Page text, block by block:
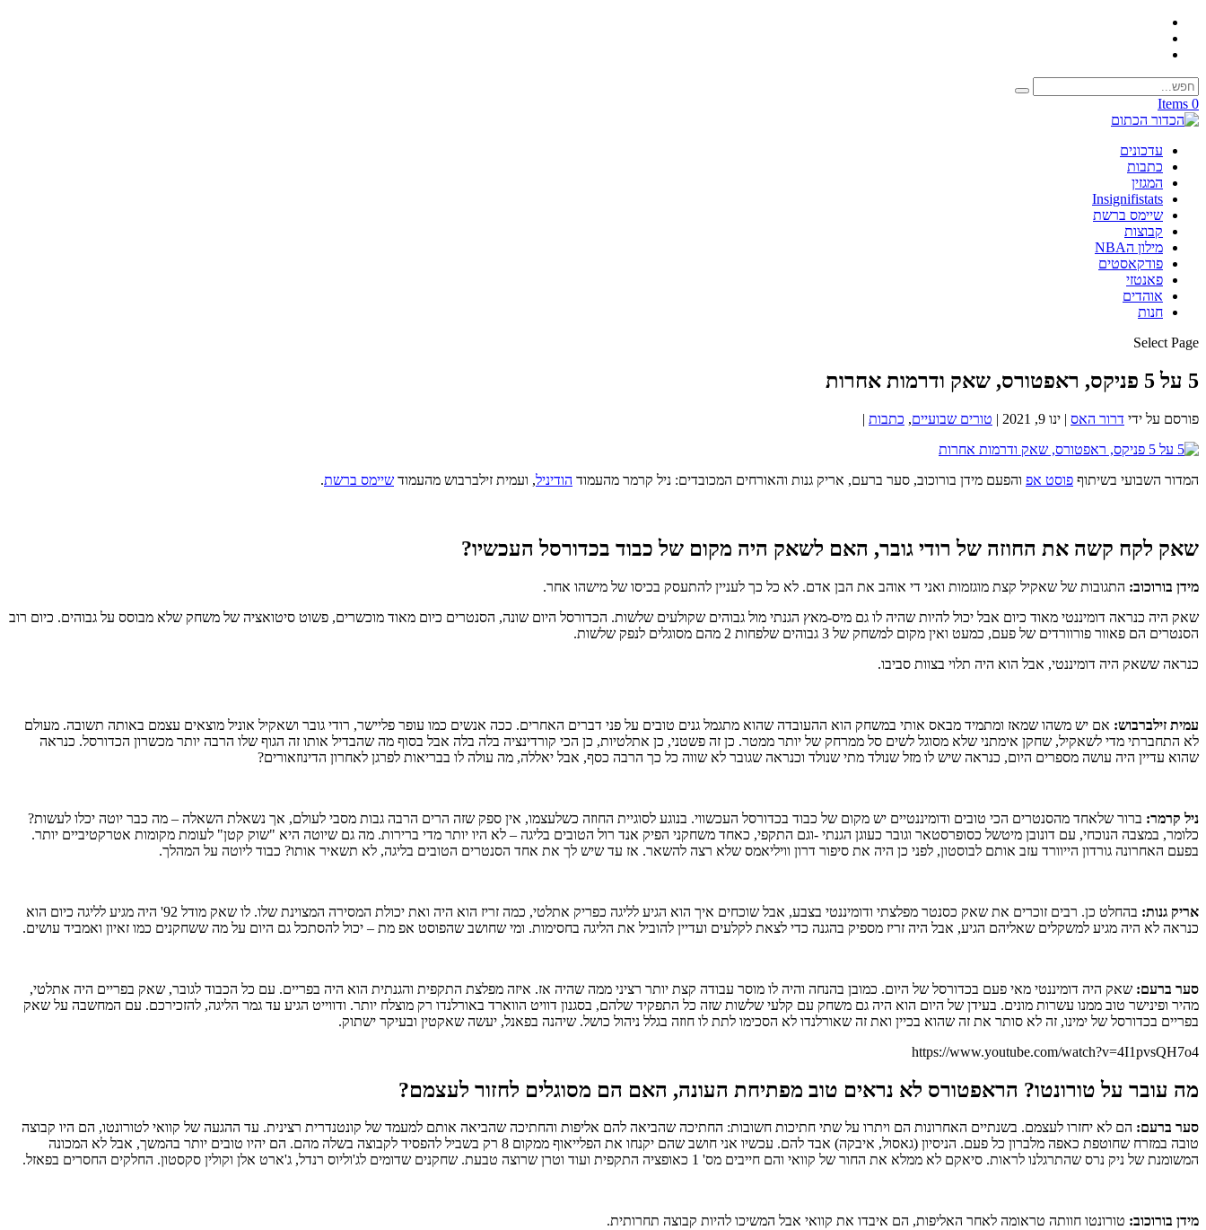
0 Items
עדכונים
כתבות
המגזין
Insignifistats
שיימס ברשת
קבוצות
מילון הNBA
פודקאסטים
פאנטזי
אוהדים
חנות
Select Page
5 על 5 פניקס, ראפטורס, שאק ודרמות אחרות
פורסם על ידי דרור האס | ינו 9, 2021 | טורים שבועיים, כתבות |
המדור השבועי בשיתוף פוסט אפ והפעם מידן בורוכוב, סער ברעם, אריק גנות והאורחים המכובדים: ניל קרמר מהעמוד הודיניל, ועמית זילברבוש מהעמוד שיימס ברשת.
שאק לקח קשה את החוזה של רודי גובר, האם לשאק היה מקום של כבוד בכדורסל העכשיו?
מידן בורוכוב: התגובות של שאקיל קצת מוגזמות ואני די אוהב את הבן אדם. לא כל כך לעניין להתעסק בכיסו של מישהו אחר.
שאק היה כנראה דומיננטי מאוד כיום אבל יכול להיות שהיה לו גם מיס-מאץ הגנתי מול גבוהים שקולעים שלשות. הכדורסל היום שונה, הסנטרים כיום מאוד מוכשרים, פשוט סיטואציה של משחק שלא מבוסס על גבוהים. כיום רוב
הסנטרים הם פאוור פורוורדים של פעם, כמעט ואין מקום למשחק של 3 גבוהים שלפחות 2 מהם מסוגלים לנפק שלשות.
כנראה ששאק היה דומיננטי, אבל הוא היה תלוי בצוות סביבו.
עמית זילברבוש: אם יש משהו שמאז ומתמיד מבאס אותי במשחק הוא ההעובדה שהוא מתגמל גנים טובים על פני דברים האחרים. ככה אנשים כמו עופר פליישר, רודי גובר ושאקיל אוניל מוצאים עצמם באותה תשובה. מעולם
לא התחברתי מדי לשאקיל, שחקן אימתני שלא מסוגל לשים סל ממרחק של יותר ממטר. כן זה פשטני, כן אתלטיות, כן הכי קורדינציה בלה בלה אבל בסוף מה שהבדיל אותו זה הגוף שלו הרבה יותר מכשרון הכדורסל. כנראה
שהוא עדיין היה עושה מספרים היום, כנראה שיש לו מזל שנולד מתי שנולד וכנראה שגובר לא שווה כל כך הרבה כסף, אבל יאללה, מה עולה לו בבריאות לפרגן לאחרון הדינוזאורים?
ניל קרמר: ברור שלאחד מהסנטרים הכי טובים ודומיננטיים יש מקום של כבוד בכדורסל העכשווי. בנוגע לסוגיית החוזה כשלעצמו, אין ספק שזה הרים הרבה גבות מסבי לעולם, אך נשאלת השאלה – מה כבר יוטה יכלו לעשות?
כלומר, במצבה הנוכחי, עם דונובן מיטשל כסופרסטאר וגובר כעוגן הגנתי -וגם התקפי, כאחד משחקני הפיק אנד רול הטובים בליגה – לא היו יותר מדי ברירות. מה גם שיוטה היא "שוק קטן" לעומת מקומות אטרקטיביים יותר.
בפעם האחרונה גורדון הייוורד עזב אותם לבוסטון, לפני כן היה את סיפור דרון וויליאמס שלא רצה להשאר. אז עד שיש לך את אחד הסנטרים הטובים בליגה, לא תשאיר אותו? כבוד ליוטה על המהלך.
אריק גנות:
בהחלט כן. רבים זוכרים את שאק כסנטר מפלצתי ודומיננטי בצבע, אבל שוכחים איך הוא הגיע לליגה כפריק אתלטי, כמה זריז הוא היה ואת יכולת המסירה המצוינת שלו. לו שאק מודל 92' היה מגיע לליגה כיום הוא
כנראה לא היה מגיע למשקלים שאליהם הגיע, אבל היה זריז מספיק בהגנה כדי לצאת לקלעים ועדיין להוביל את הליגה בחסימות. ומי שחושב שהפוסט אפ מת – יכול להסתכל גם היום על מה ששחקנים כמו זאיון ואמביד עושים.
סער ברעם: שאק היה דומיננטי מאי פעם בכדורסל של היום. כמובן בהנחה והיה לו מוסר עבודה קצת יותר רציני ממה שהיה אז. איזה מפלצת התקפית והגנתית הוא היה בפריים. עם כל הכבוד לגובר, שאק בפריים היה אתלטי,
מהיר ופינישר טוב ממנו עשרות מונים. בעידן של היום הוא היה גם משחק עם קלעי שלשות שזה כל התפקיד שלהם, בסגנון דוויט הווארד באורלנדו רק מוצלח יותר. ודווייט הגיע עד גמר הליגה, להזכירכם. עם המחשבה על שאק
בפריים בכדורסל של ימינו, זה לא סותר את זה שהוא בכיין ואת זה שאורלנדו לא הסכימו לתת לו חוזה בגלל ניהול כושל. שיהנה בפאנל, יעשה שאקטין ובעיקר ישתוק.
https://www.youtube.com/watch?v=4I1pvsQH7o4
מה עובר על טורונטו? הראפטורס לא נראים טוב מפתיחת העונה, האם הם מסוגלים לחזור לעצמם?
סער ברעם: הם לא יחזרו לעצמם. בשנתיים האחרונות הם ויתרו על שתי חתיכות חשובות: החתיכה שהביאה להם אליפות והחתיכה שהביאה אותם למעמד של קונטנדרית רצינית. עד ההגעה של קוואי לטורונטו, הם היו קבוצה
טובה במזרח שחוטפת כאפה מלברון כל פעם. הניסיון (גאסול, איבקה) אבד להם. עכשיו אני חושב שהם יקנחו את הפלייאוף ממקום 8 רק בשביל להפסיד לקבוצה בשלה מהם. הם יהיו טובים יותר בהמשך, אבל לא המכונה
המשומנת של ניק נרס שהתרגלנו לראות. סיאקם לא ממלא את החור של קוואי והם חייבים מס' 1 כאופציה התקפית ועוד וטרן שרוצה טבעת. שחקנים שדומים לג'וליוס רנדל, ג'ארט אלן וקולין סקסטון. החלקים החסרים בפאזל.
מידן בורוכוב: טורונטו חוותה טראומה לאחר האליפות, הם איבדו את קוואי אבל המשיכו להיות קבוצה תחרותית.